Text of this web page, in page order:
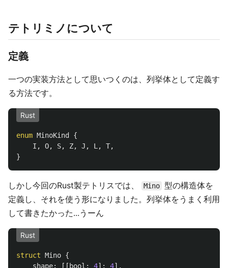
テトリミノについて
定義
一つの実装方法として思いつくのは、列挙体として定義す
る方法です。
Rust
enum MinoKind
{
I , O, S, Z, J , L , T,
}
しかし今回のRust製テトリスでは、 Mino 型の構造体を
定義し、それを使う形になりました。列挙体をうまく利用
して書きたかった...うーん
Rust
struct Mino {
shape: [[ bool ; 4]; 4],